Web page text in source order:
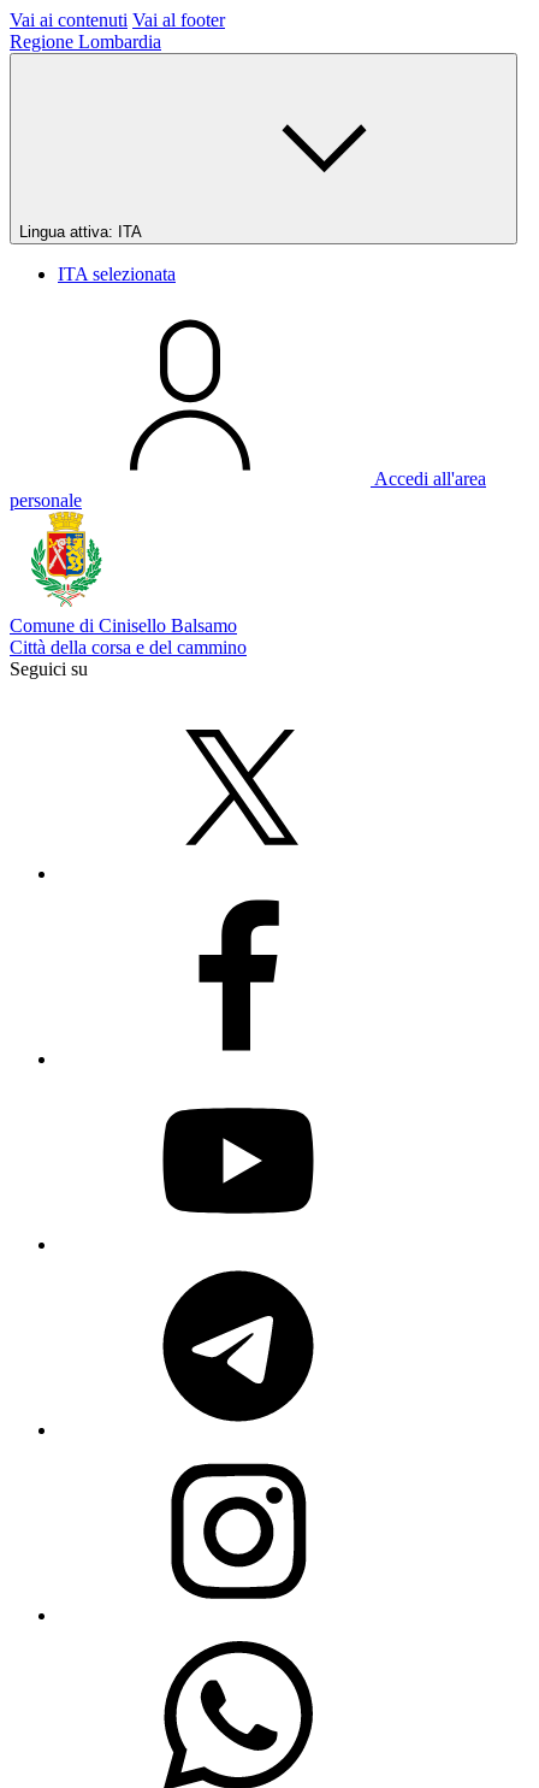
Vai ai contenuti Vai al footer
Regione Lombardia
Lingua attiva: ITA
ITA selezionata
Accedi all'area
personale
Comune di Cinisello Balsamo
Città della corsa e del cammino
Seguici su